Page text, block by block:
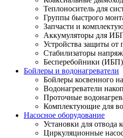
Теплоноситель для
Группы быстрого
Запчасти и
Аккумуляторы для
Устройства защиты
Стабилизаторы
Бесперебойники (ИБП)
Бойлеры и водонагреватели
Бойлеры косвенного
Водонагреватели
Проточные
Комплектующие для
Насосное оборудование
Установки для отвода
Циркуляционные